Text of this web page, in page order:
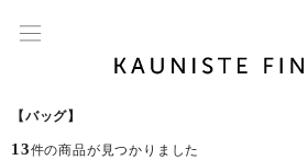
【バッグ】
13件の商品が見つかりました